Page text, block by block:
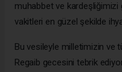
muhabbet ve
vakitleri en güzel şekilde
Bu vesileyle milletimizin ve
Regaib gecesini tebrik